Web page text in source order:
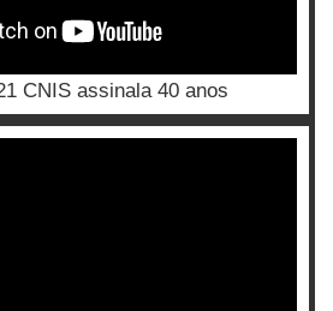
CNIS assinala 40 anos